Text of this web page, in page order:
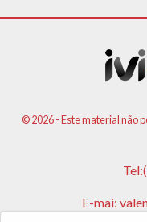
© 2026 - Este material não
E-mai: